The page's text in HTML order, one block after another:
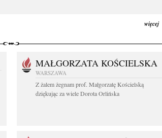
więcej
MAŁGORZATA KOŚCIELSKA
WARSZAWA
Z żalem żegnam prof. Małgorzatę Kościelską
dziękując za wiele Dorota Orlińska